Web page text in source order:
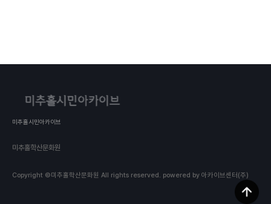
미추홀시민아카이브
미추홀학산문화원
Copyright ©미추홀학산문화원 All rights reserved. powered by 아카이브센터(주)